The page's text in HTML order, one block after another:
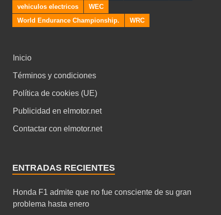
vehiculos electricos
WEC
World Endurance Championship.
WRC
Inicio
Términos y condiciones
Política de cookies (UE)
Publicidad en elmotor.net
Contactar con elmotor.net
ENTRADAS RECIENTES
Honda F1 admite que no fue consciente de su gran
problema hasta enero